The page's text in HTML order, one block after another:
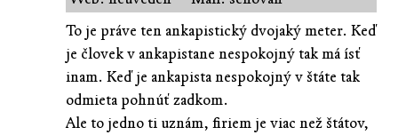
To je práve ten ankapistický dvojaký meter. Keď
je človek v ankapistane nespokojný tak má ísť
inam. Keď je ankapista nespokojný v štáte tak
odmieta pohnúť zadkom.
Ale to jedno ti uznám, firiem je viac než štátov,